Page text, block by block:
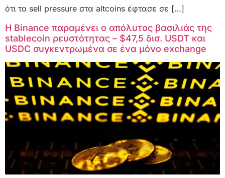
ότι το sell pressure στα altcoins έφτασε σε […]
Η Binance παραμένει ο απόλυτος βασιλιάς της
stablecoin ρευστότητας – $47,5 δισ. USDT και
USDC συγκεντρωμένα σε ένα μόνο exchange